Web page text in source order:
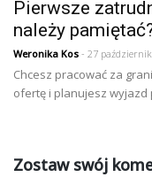
Pierwsze
należy
Weronika Kos - 27
Chcesz pracować za
ofertę i planujesz wyjazd
Zostaw swój